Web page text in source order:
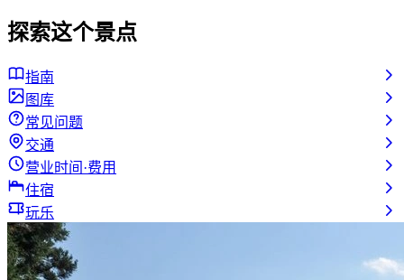
探索这个景点
指南
图库
常见问题
交通
营业时间·费用
住宿
玩乐